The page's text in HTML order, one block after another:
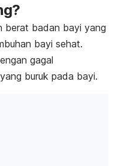
?
berat badan bayi yang
bayi sehat.
gagal
buruk pada bayi.